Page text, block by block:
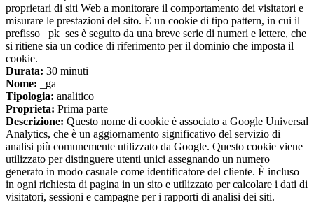
proprietari di siti Web a monitorare il comportamento dei visitatori e
misurare le prestazioni del sito. È un cookie di tipo pattern, in cui il
prefisso _pk_ses è seguito da una breve serie di numeri e lettere, che
si ritiene sia un codice di riferimento per il dominio che imposta il
cookie.
Durata: 30 minuti
Nome: _ga
Tipologia: analitico
Proprieta: Prima parte
Descrizione: Questo nome di cookie è associato a Google Universal
Analytics, che è un aggiornamento significativo del servizio di
analisi più comunemente utilizzato da Google. Questo cookie viene
utilizzato per distinguere utenti unici assegnando un numero
generato in modo casuale come identificatore del cliente. È incluso
in ogni richiesta di pagina in un sito e utilizzato per calcolare i dati di
visitatori, sessioni e campagne per i rapporti di analisi dei siti.